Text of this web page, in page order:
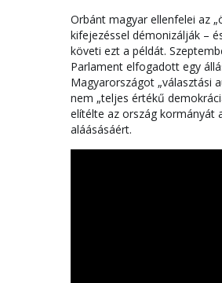
Orbánt magyar ellenfelei az
kifejezéssel démonizálják –
követi ezt a példát.
Parlament elfogadott egy
Magyarországot „választási
nem „teljes értékű
elítélte az ország kormányát
aláásásáért.